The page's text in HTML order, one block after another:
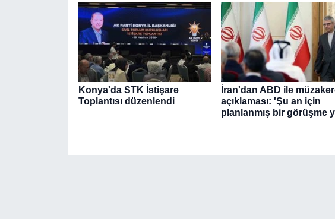
Konya'da STK İstişare
Toplantısı düzenlendi
İran'dan ABD ile
açıklaması: 'Şu an için
planlanmış bir görüşme